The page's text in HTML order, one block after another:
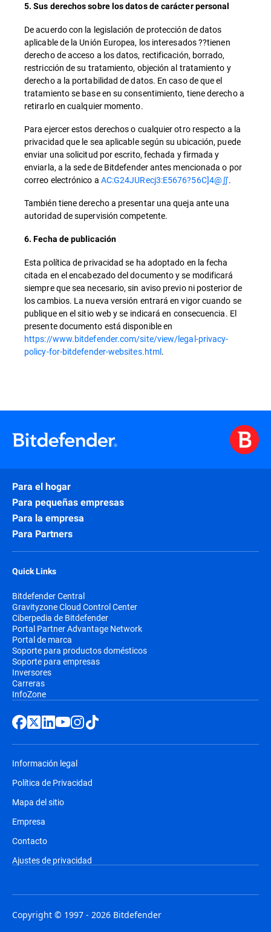
5. Sus derechos sobre los datos de carácter personal
De acuerdo con la legislación de protección de datos
aplicable de la Unión Europea, los interesados ??tienen
derecho de acceso a los datos, rectificación, borrado,
restricción de su tratamiento, objeción al tratamiento y
derecho a la portabilidad de datos. En caso de que el
tratamiento se base en su consentimiento, tiene derecho a
retirarlo en cualquier momento.
Para ejercer estos derechos o cualquier otro respecto a la
privacidad que le sea aplicable según su ubicación, puede
enviar una solicitud por escrito, fechada y firmada y
enviarla, a la sede de Bitdefender antes mencionada o por
correo electrónico a AC:G24JURecj3:E5676?56C]4@∬.
También tiene derecho a presentar una queja ante una
autoridad de supervisión competente.
6. Fecha de publicación
Esta política de privacidad se ha adoptado en la fecha
citada en el encabezado del documento y se modificará
siempre que sea necesario, sin aviso previo ni posterior de
los cambios. La nueva versión entrará en vigor cuando se
publique en el sitio web y se indicará en consecuencia. El
presente documento está disponible en
https://www.bitdefender.com/site/view/legal-privacy-
policy-for-bitdefender-websites.html.
Para el hogar
Para pequeñas empresas
Para la empresa
Para Partners
Quick Links
Bitdefender Central
Gravityzone Cloud Control Center
Ciberpedia de Bitdefender
Portal Partner Advantage Network
Portal de marca
Soporte para productos domésticos
Soporte para empresas
Inversores
Carreras
InfoZone
Información legal
Política de Privacidad
Mapa del sitio
Empresa
Contacto
Ajustes de privacidad
Copyright © 1997 - 2026 Bitdefender